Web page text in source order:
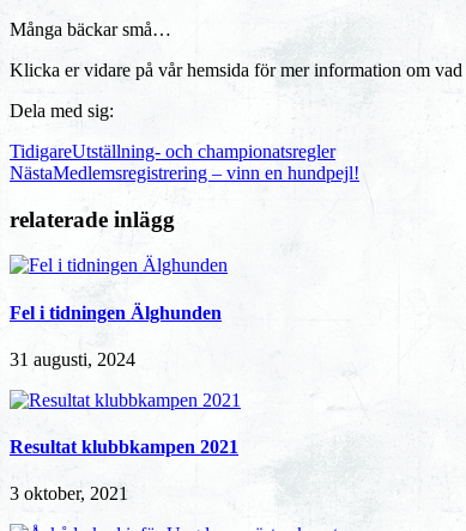
Många bäckar små…
Klicka er vidare på vår hemsida för mer information om
Dela med sig:
TidigareUtställning- och championatsregler
NästaMedlemsregistrering – vinn en hundpejl!
relaterade inlägg
Fel i tidningen Älghunden
31 augusti, 2024
Resultat klubbkampen 2021
3 oktober, 2021